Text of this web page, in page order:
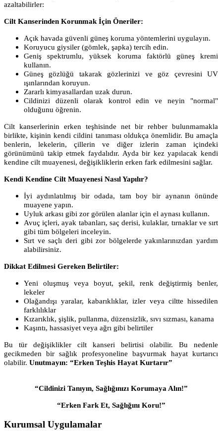
azaltabilirler:
Cilt Kanserinden Korunmak İçin Öneriler:
Açık havada güvenli güneş koruma yöntemlerini uygulayın.
Koruyucu giysiler (gömlek, şapka) tercih edin.
Geniş spektrumlu, yüksek koruma faktörlü güneş kremi
kullanın.
Güneş gözlüğü takarak gözlerinizi ve göz çevresini UV
ışınlarından koruyun.
Zararlı kimyasallardan uzak durun.
Cildinizi düzenli olarak kontrol edin ve neyin "normal"
olduğunu öğrenin.
Cilt kanserlerinin erken teşhisinde net bir rehber bulunmamakla
birlikte, kişinin kendi cildini tanıması oldukça önemlidir. Bu amaçla
benlerin, lekelerin, çillerin ve diğer izlerin zaman içindeki
görünümünü takip etmek faydalıdır. Ayda bir kez yapılacak kendi
kendine cilt muayenesi, değişikliklerin erken fark edilmesini sağlar.
Kendi Kendine Cilt Muayenesi Nasıl Yapılır?
İyi aydınlatılmış bir odada, tam boy bir aynanın önünde
muayene yapın.
Uyluk arkası gibi zor görülen alanlar için el aynası kullanın.
Avuç içleri, ayak tabanları, saç derisi, kulaklar, tırnaklar ve sırt
gibi tüm bölgeleri inceleyin.
Sırt ve saçlı deri gibi zor bölgelerde yakınlarınızdan yardım
alabilirsiniz.
Dikkat Edilmesi Gereken Belirtiler:
Yeni oluşmuş veya boyut, şekil, renk değiştirmiş benler,
lekeler
Olağandışı yaralar, kabarıklıklar, izler veya ciltte hissedilen
farklılıklar
Kızarıklık, şişlik, pullanma, düzensizlik, sıvı sızması, kanama
Kaşıntı, hassasiyet veya ağrı gibi belirtiler
Bu tür değişiklikler cilt kanseri belirtisi olabilir. Bu nedenle
gecikmeden bir sağlık profesyoneline başvurmak hayat kurtarıcı
olabilir. Unutmayın: “Erken Teşhis Hayat Kurtarır”
“Cildinizi Tanıyın, Sağlığınızı Korumaya Alın!”
“Erken Fark Et, Sağlığını Koru!”
Kurumsal Uygulamalar